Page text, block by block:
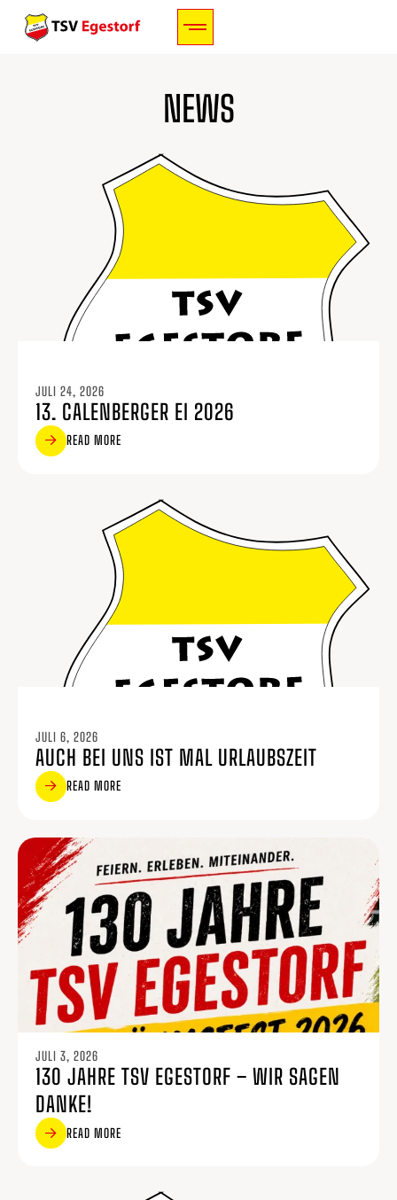
NEWS
JULI 24, 2026
13. CALENBERGER EI 2026
READ MORE
JULI 6, 2026
AUCH BEI UNS IST MAL URLAUBSZEIT
READ MORE
JULI 3, 2026
130 JAHRE TSV EGESTORF – WIR SAGEN
DANKE!
READ MORE